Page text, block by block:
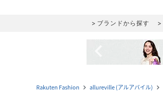
ブランドから探す
Rakuten Fashion navigate_next allureville (アルアバイル) navigate_next